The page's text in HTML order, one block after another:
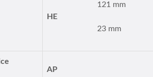
121 mm
HE
23 mm
AP